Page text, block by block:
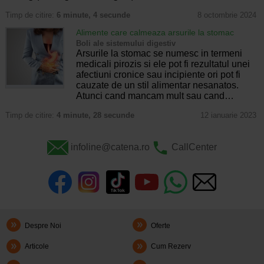
Timp de citire: 6 minute, 4 secunde 8 octombrie 2024
Alimente care calmeaza arsurile la stomac
Boli ale sistemului digestiv
Arsurile la stomac se numesc in termeni
medicali pirozis si ele pot fi rezultatul unei
afectiuni cronice sau incipiente ori pot fi
cauzate de un stil alimentar nesanatos.
Atunci cand mancam mult sau cand…
Timp de citire: 4 minute, 28 secunde 12 ianuarie 2023
infoline@catena.ro CallCenter
Despre Noi Oferte
Articole Cum Rezerv